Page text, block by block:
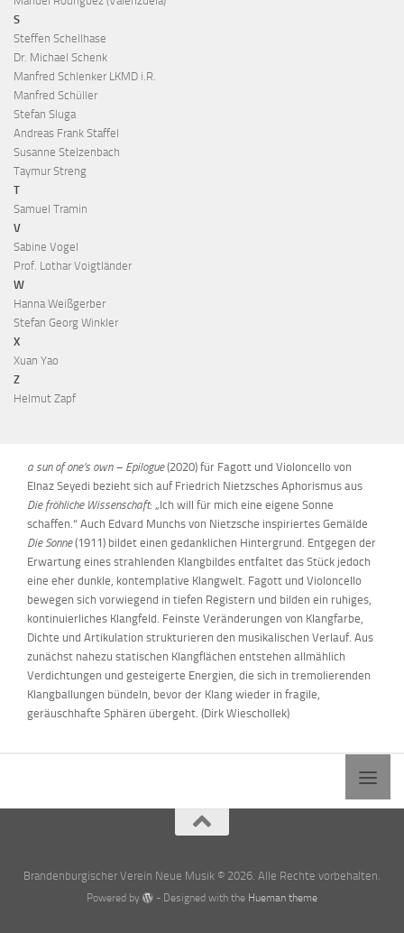
a sun of one’s own – Epilogue(2020) für Fagott und Violoncello von
Elnaz Seyedi bezieht sich auf Friedrich Nietzsches Aphorismus aus
Die fröhliche Wissenschaft: „Ich will für mich eine eigene Sonne
schaffen.“ Auch Edvard Munchs von Nietzsche inspiriertes Gemälde
Die Sonne(1911) bildet einen gedanklichen Hintergrund. Entgegen der
Erwartung eines strahlenden Klangbildes entfaltet das Stück jedoch
eine eher dunkle, kontemplative Klangwelt. Fagott und Violoncello
bewegen sich vorwiegend in tiefen Registern und bilden ein ruhiges,
kontinuierliches Klangfeld. Feinste Veränderungen von Klangfarbe,
Dichte und Artikulation strukturieren den musikalischen Verlauf. Aus
zunächst nahezu statischen Klangflächen entstehen allmählich
Verdichtungen und gesteigerte Energien, die sich in tremolierenden
Klangballungen bündeln, bevor der Klang wieder in fragile,
geräuschhafte Sphären übergeht. (Dirk Wieschollek)
S
Steffen Schellhase
Dr. Michael Schenk
Manfred Schlenker LKMD i.R.
Manfred Schüller
Stefan Sluga
Andreas Frank Staffel
Susanne Stelzenbach
Taymur Streng
T
Samuel Tramin
V
Sabine Vogel
Prof. Lothar Voigtländer
W
Hanna Weißgerber
Stefan Georg Winkler
X
Xuan Yao
Z
Helmut Zapf
Brandenburgischer Verein Neue Musik © 2026. Alle Rechte vorbehalten.
Powered by - Designed with the Hueman theme